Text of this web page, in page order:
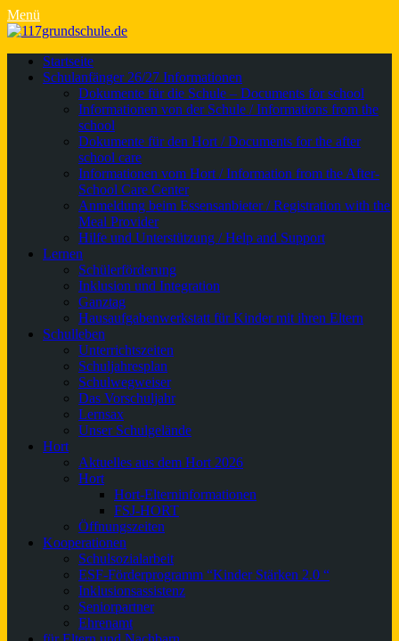
Menü
Primäres
Menü
Zum
Inhalt
Startseite
Schulanfänger 26/27 Informationen
Dokumente für die Schule – Documents for school
Informationen von der Schule / Informations from the
school
Dokumente für den Hort / Documents for the after
school care
Informationen vom Hort / Information from the After-
School Care Center
Anmeldung beim Essensanbieter / Registration with the
Meal Provider
Hilfe und Unterstützung / Help and Support
Lernen
Schülerförderung
Inklusion und Integration
Ganztag
Hausaufgabenwerkstatt für Kinder mit ihren Eltern
Schulleben
Unterrichtszeiten
Schuljahresplan
Schulwegweiser
Das Vorschuljahr
Lernsax
Unser Schulgelände
Hort
Aktuelles aus dem Hort 2026
Hort
Hort-Elterninformationen
FSJ-HORT
Öffnungszeiten
Kooperationen
Schulsozialarbeit
ESF-Förderprogramm “Kinder Stärken 2.0 “
Inklusionsassistenz
Seniorpartner
Ehrenamt